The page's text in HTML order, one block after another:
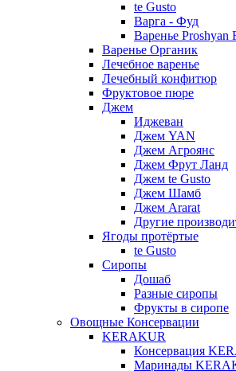
te Gusto
Варга - Фуд
Варенье Proshyan
Варенье Органик
Лечебное варенье
Лечебный конфитюр
Фруктовое пюре
Джем
Иджеван
Джем YAN
Джем Агроянс
Джем Фрут Ланд
Джем te Gusto
Джем Шамб
Джем Ararat
Другие
Ягоды протёртые
te Gusto
Сиропы
Дошаб
Разные сиропы
Фрукты в сиропе
Овощные Консервации
KERAKUR
Консервация
Маринады